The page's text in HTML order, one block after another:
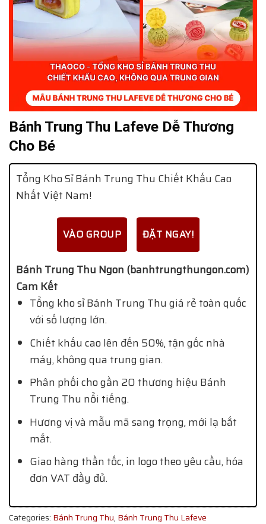
Bánh Trung Thu Lafeve Dễ Thương
Cho Bé
Tổng Kho Sỉ Bánh Trung Thu Chiết Khấu Cao
Nhất Việt Nam!
VÀO GROUP ĐẶT NGAY!
Bánh Trung Thu Ngon (banhtrungthungon.com)
Cam Kết
Tổng kho sỉ Bánh Trung Thu giá rẻ toàn quốc
với số lượng lớn.
Chiết khấu cao lên đến 50%, tận gốc nhà
máy, không qua trung gian.
Phân phối cho gần 20 thương hiệu Bánh
Trung Thu nổi tiếng.
Hương vị và mẫu mã sang trọng, mới lạ bắt
mắt.
Giao hàng thần tốc, in logo theo yêu cầu, hóa
đơn VAT đầy đủ.
Categories: Bánh Trung Thu, Bánh Trung Thu Lafeve